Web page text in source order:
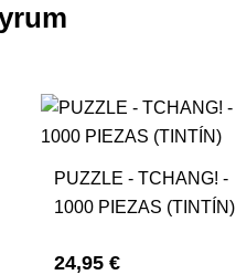
PUZZLE - TCHANG! -
1000 PIEZAS (TINTÍN)
24,95 €